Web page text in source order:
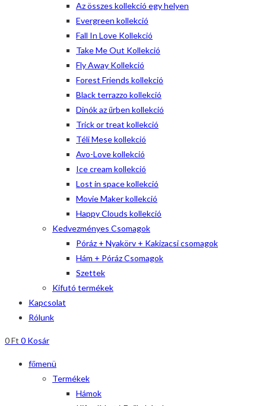
Az összes kollekció egy helyen
Evergreen kollekció
Fall In Love Kollekció
Take Me Out Kollekció
Fly Away Kollekció
Forest Friends kollekció
Black terrazzo kollekció
Dinók az űrben kollekció
Trick or treat kollekció
Téli Mese kollekció
Avo-Love kollekció
Ice cream kollekció
Lost in space kollekció
Movie Maker kollekció
Happy Clouds kollekció
Kedvezményes Csomagok
Póráz + Nyakörv + Kakizacsi csomagok
Hám + Póráz Csomagok
Szettek
Kifutó termékek
Kapcsolat
Rólunk
0Ft 0 Kosár
főmenü
Termékek
Hámok